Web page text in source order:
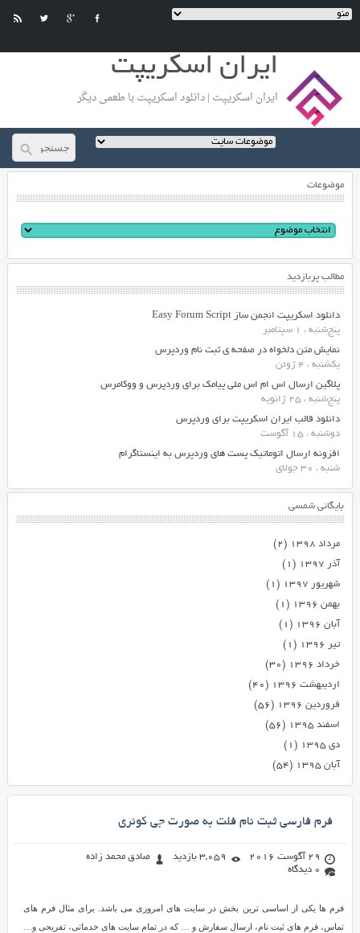
ایران اسکریپت
ایران اسکریپت | دانلود اسکریپت با طعمی دیگر
موضوعات
مطالب پربازدید
دانلود اسکریپت انجمن ساز Easy Forum Script
پنج‌شنبه ، 1 سپتامبر
نمایش متن دلخواه در صفحه ی ثبت نام وردپرس
یکشنبه ، 4 ژوئن
پلاگین ارسال اس ام اس ملی پیامک برای وردپرس و ووکامرس
پنج‌شنبه ، 25 ژانویه
دانلود قالب ایران اسکریپت برای وردپرس
دوشنبه ، 15 آگوست
افزونه ارسال اتوماتیک پست های وردپرس به اینستاگرام
شنبه ، 30 جولای
بایگانی شمسی
مرداد ۱۳۹۸
(۲)
آذر ۱۳۹۷
(۱)
شهریور ۱۳۹۷
(۱)
بهمن ۱۳۹۶
(۱)
آبان ۱۳۹۶
(۱)
تیر ۱۳۹۶
(۱)
خرداد ۱۳۹۶
(۳۰)
اردیبهشت ۱۳۹۶
(۴۰)
فروردین ۱۳۹۶
(۵۶)
اسفند ۱۳۹۵
(۵۶)
دی ۱۳۹۵
(۱)
آبان ۱۳۹۵
(۵۴)
فرم فارسی ثبت نام فلت به صورت جی کوئری
29 آگوست 2016 3,059 بازدید
صادق محمد زاده
0 دیدگاه
فرم ها یکی از اساسی ترین بخش در سایت های امروزی می باشد. برای مثال فرم های
تماس، فرم های ثبت نام، ارسال سفارش و … که در تمام سایت های خدماتی، تفریحی و…